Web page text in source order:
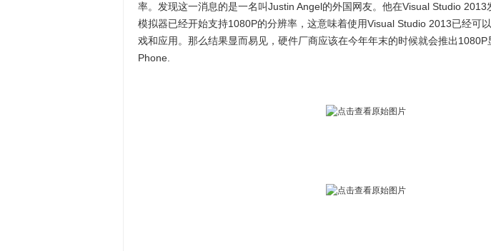
率。发现这一消息的是一名叫Justin Angel的外国网友。他在Visual Studio 2013
模拟器已经开始支持1080P的分辨率，这意味着使用Visual Studio 2013已经可
戏和应用。那么结果显而易见，硬件厂商应该在今年年末的时候就会推出
Phone.